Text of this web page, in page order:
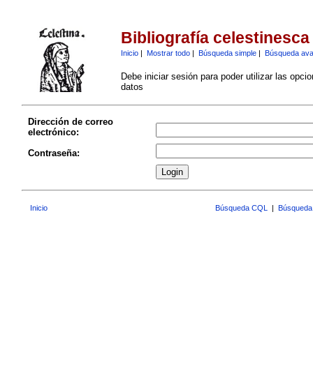
Bibliografía celestinesca
Inicio| Mostrar todo| Búsqueda simple| Búsqueda
Debe iniciar sesión para poder utilizar las
datos
Dirección de correo
electrónico:
Contraseña:
Inicio Búsqueda CQL |